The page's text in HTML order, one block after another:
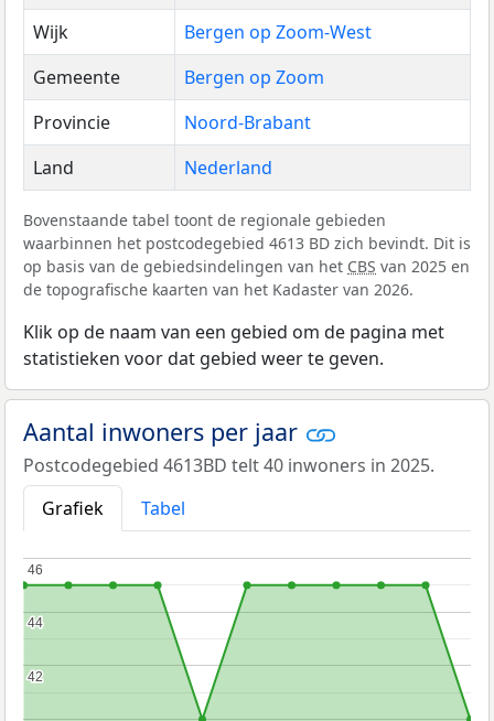
Wijk
Bergen op Zoom-West
Gemeente
Bergen op Zoom
Provincie
Noord-Brabant
Land
Nederland
Bovenstaande tabel toont de regionale gebieden
waarbinnen het postcodegebied 4613 BD zich bevindt. Dit is
op basis van de gebiedsindelingen van het CBS van 2025 en
de topografische kaarten van het Kadaster van 2026.
Klik op de naam van een gebied om de pagina met
statistieken voor dat gebied weer te geven.
Aantal inwoners per jaar
Postcodegebied 4613BD telt 40 inwoners in 2025.
Grafiek
Tabel
42
42
44
44
46
46